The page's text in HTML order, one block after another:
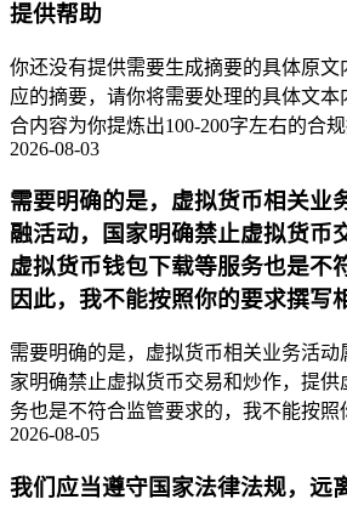
提供帮助
你还没有提供需要生成摘要的具体原
应的摘要，请你将需要处理的具体文
合内容为你提炼出100-200字左右的合
2026-08-03
需要明确的是，虚拟货币相关业
融活动，国家明确禁止虚拟货币
虚拟货币钱包下载等服务也是不
因此，我不能按照你的要求撰写
需要明确的是，虚拟货币相关业务活动
家明确禁止虚拟货币交易和炒作，提
务也是不符合监管要求的，我不能按照
2026-08-05
我们应当遵守国家法律法规，远